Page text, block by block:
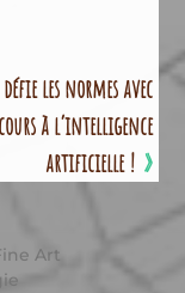
les normes avec
à l’intelligence
artificielle ! »
Art